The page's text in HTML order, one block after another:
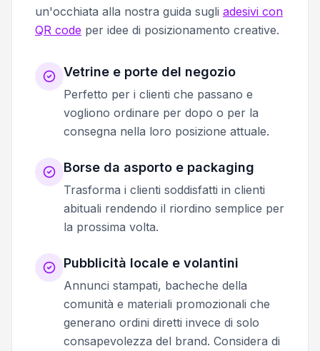
un'occhiata alla nostra guida sugli adesivi con
QR code per idee di posizionamento creative.
Vetrine e porte del negozio
Perfetto per i clienti che passano e
vogliono ordinare per dopo o per la
consegna nella loro posizione attuale.
Borse da asporto e packaging
Trasforma i clienti soddisfatti in clienti
abituali rendendo il riordino semplice per
la prossima volta.
Pubblicità locale e volantini
Annunci stampati, bacheche della
comunità e materiali promozionali che
generano ordini diretti invece di solo
consapevolezza del brand. Considera di